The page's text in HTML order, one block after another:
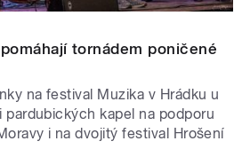
tornádem poničené
na festival Muzika v Hrádku u
pardubických kapel na podporu
i na dvojitý festival Hrošení